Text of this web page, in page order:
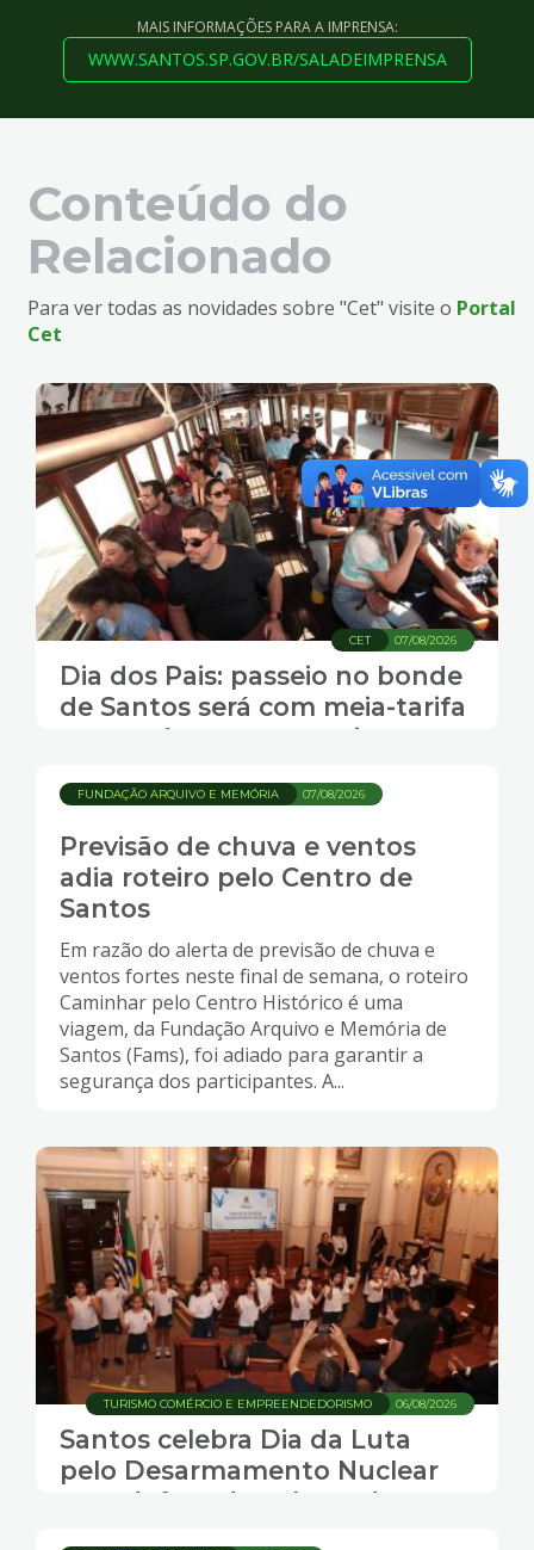
MAIS INFORMAÇÕES PARA A IMPRENSA:
WWW.SANTOS.SP.GOV.BR/SALADEIMPRENSA
Conteúdo do
Relacionado
Para ver todas as novidades sobre "Cet" visite o Portal
Cet
07/08/2026
CET
Dia dos Pais: passeio no bonde
de Santos será com meia-tarifa
para todos os passageiros
07/08/2026
FUNDAÇÃO ARQUIVO E MEMÓRIA
Previsão de chuva e ventos
adia roteiro pelo Centro de
Santos
Em razão do alerta de previsão de chuva e
ventos fortes neste final de semana, o roteiro
Caminhar pelo Centro Histórico é uma
viagem, da Fundação Arquivo e Memória de
Santos (Fams), foi adiado para garantir a
segurança dos participantes. A...
06/08/2026
TURISMO COMÉRCIO E EMPREENDEDORISMO
Santos celebra Dia da Luta
pelo Desarmamento Nuclear
com defesa da cultura de paz